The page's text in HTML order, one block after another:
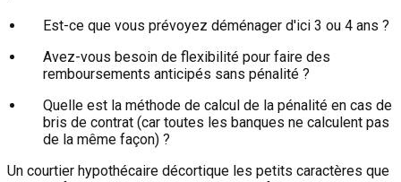
Est-ce que vous prévoyez déménager d'ici 3 ou 4 ans ?
Avez-vous besoin de flexibilité pour faire des
remboursements anticipés sans pénalité ?
Quelle est la méthode de calcul de la pénalité en cas de
bris de contrat (car toutes les banques ne calculent pas
de la même façon) ?
Un courtier hypothécaire décortique les petits caractères que